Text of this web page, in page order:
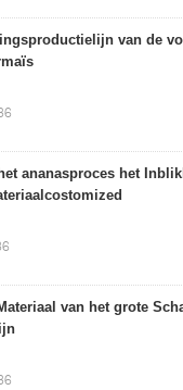
van de
ananasproces het
van het grote